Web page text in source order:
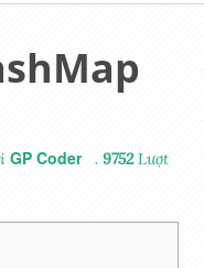
GP Coder .9752Lượt